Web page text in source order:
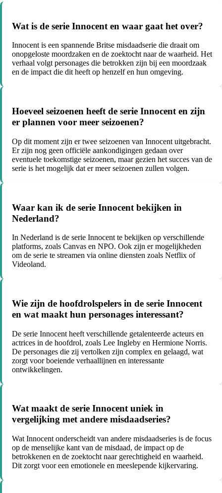
Wat is de serie Innocent en waar gaat het over?
Innocent is een spannende Britse misdaadserie die draait om
onopgeloste moordzaken en de zoektocht naar de waarheid. Het
verhaal volgt personages die betrokken zijn bij een moordzaak
en de impact die dit heeft op henzelf en hun omgeving.
Hoeveel seizoenen heeft de serie Innocent en zijn
er plannen voor meer seizoenen?
Op dit moment zijn er twee seizoenen van Innocent uitgebracht.
Er zijn nog geen officiële aankondigingen gedaan over
eventuele toekomstige seizoenen, maar gezien het succes van de
serie is het mogelijk dat er meer seizoenen zullen volgen.
Waar kan ik de serie Innocent bekijken in
Nederland?
In Nederland is de serie Innocent te bekijken op verschillende
platforms, zoals Canvas en NPO. Ook zijn er mogelijkheden
om de serie te streamen via online diensten zoals Netflix of
Videoland.
Wie zijn de hoofdrolspelers in de serie Innocent
en wat maakt hun personages interessant?
De serie Innocent heeft verschillende getalenteerde acteurs en
actrices in de hoofdrol, zoals Lee Ingleby en Hermione Norris.
De personages die zij vertolken zijn complex en gelaagd, wat
zorgt voor boeiende verhaallijnen en interessante
ontwikkelingen.
Wat maakt de serie Innocent uniek in
vergelijking met andere misdaadseries?
Wat Innocent onderscheidt van andere misdaadseries is de focus
op de menselijke kant van de misdaad, de impact op de
betrokkenen en de zoektocht naar gerechtigheid en waarheid.
Dit zorgt voor een emotionele en meeslepende kijkervaring.